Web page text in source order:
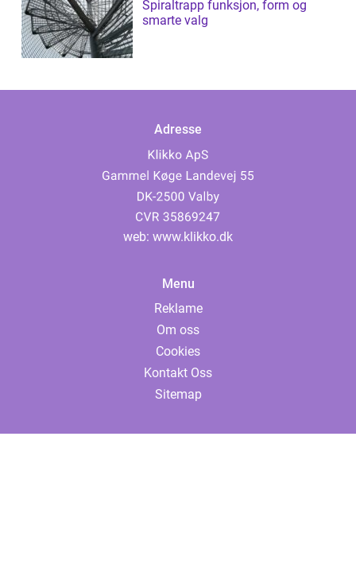
Spiraltrapp funksjon, form og
smarte valg
Adresse
web: www.klikko.dk
Menu
Reklame
Om oss
Cookies
Kontakt Oss
Sitemap